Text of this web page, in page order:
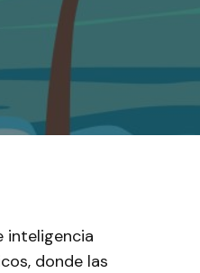
inteligencia
donde las